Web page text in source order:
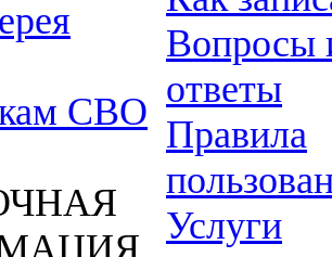
СВО
Вопросы
ответы
Правила
Услуги